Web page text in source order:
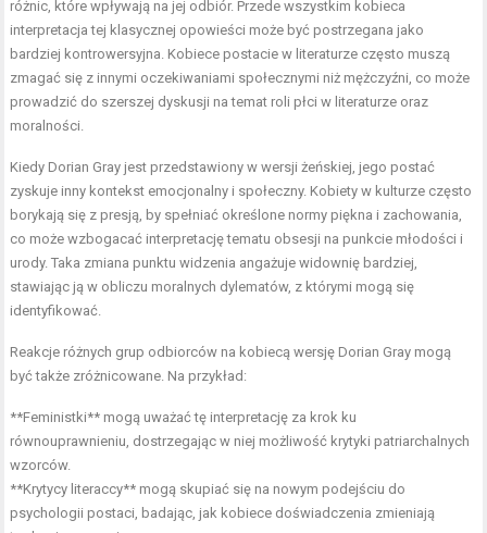
różnic, które wpływają na jej odbiór. Przede wszystkim kobieca
interpretacja tej klasycznej opowieści może być postrzegana jako
bardziej kontrowersyjna. Kobiece postacie w literaturze często muszą
zmagać się z innymi oczekiwaniami społecznymi niż mężczyźni, co może
prowadzić do szerszej dyskusji na temat roli płci w literaturze oraz
moralności.
Kiedy Dorian Gray jest przedstawiony w wersji żeńskiej, jego postać
zyskuje inny kontekst emocjonalny i społeczny. Kobiety w kulturze często
borykają się z presją, by spełniać określone normy piękna i zachowania,
co może wzbogacać interpretację tematu obsesji na punkcie młodości i
urody. Taka zmiana punktu widzenia angażuje widownię bardziej,
stawiając ją w obliczu moralnych dylematów, z którymi mogą się
identyfikować.
Reakcje różnych grup odbiorców na kobiecą wersję Dorian Gray mogą
być także zróżnicowane. Na przykład:
**Feministki** mogą uważać tę interpretację za krok ku
równouprawnieniu, dostrzegając w niej możliwość krytyki patriarchalnych
wzorców.
**Krytycy literaccy** mogą skupiać się na nowym podejściu do
psychologii postaci, badając, jak kobiece doświadczenia zmieniają